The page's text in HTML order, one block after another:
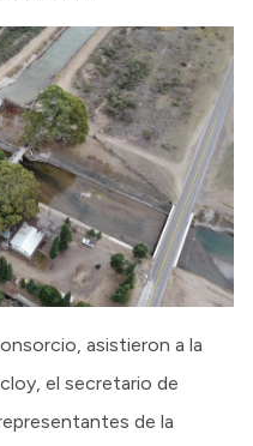
asistieron a la
el secretario de
de la